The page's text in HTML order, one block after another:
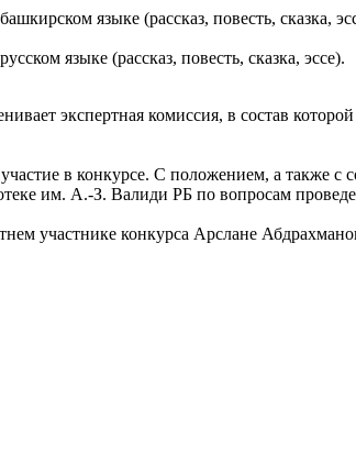
языке (рассказ, повесть, сказка,
языке (рассказ, повесть, сказка, эссе).
экспертная комиссия, в состав
в конкурсе. С положением, а также
им. А.-З. Валиди РБ по вопросам
участнике конкурса Арслане